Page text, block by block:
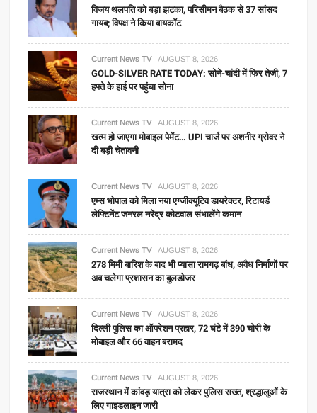
विजय थलपति को बड़ा झटका, परिसीमन बैठक से 37 सांसद
गायब; विपक्ष ने किया बायकॉट
Current News TV AUGUST 8, 2026
GOLD-SILVER RATE TODAY: सोने-चांदी में फिर तेजी, 7
हफ्ते के हाई पर पहुंचा सोना
Current News TV AUGUST 8, 2026
खत्म हो जाएगा मोबाइल पेमेंट… UPI चार्ज पर अशनीर ग्रोवर ने
दी बड़ी चेतावनी
Current News TV AUGUST 8, 2026
एम्स भोपाल को मिला नया एग्जीक्यूटिव डायरेक्टर, रिटायर्ड
लेफ्टिनेंट जनरल नरेंद्र कोटवाल संभालेंगे कमान
Current News TV AUGUST 8, 2026
278 मिमी बारिश के बाद भी प्यासा रामगढ़ बांध, अवैध निर्माणों पर
अब चलेगा प्रशासन का बुलडोजर
Current News TV AUGUST 8, 2026
दिल्ली पुलिस का ऑपरेशन प्रहार, 72 घंटे में 390 चोरी के
मोबाइल और 66 वाहन बरामद
Current News TV AUGUST 8, 2026
राजस्थान में कांवड़ यात्रा को लेकर पुलिस सख्त, श्रद्धालुओं के
लिए गाइडलाइन जारी